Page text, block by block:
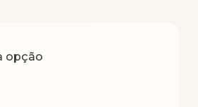
opção